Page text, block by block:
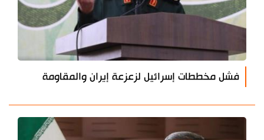
فشل مخططات إسرائيل لزعزعة إيران والمقاومة